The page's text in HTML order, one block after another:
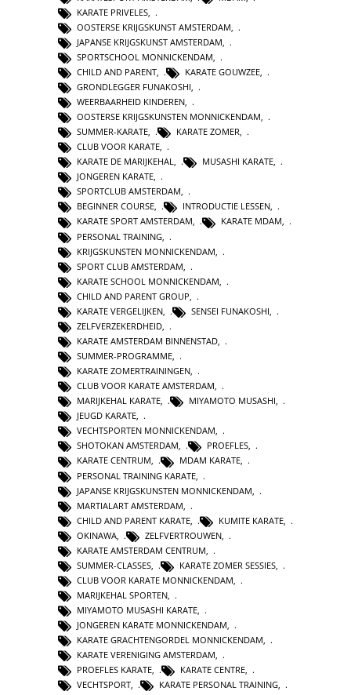
KARATE PRIVELES
OOSTERSE KRIJGSKUNST AMSTERDAM
JAPANSE KRIJGSKUNST AMSTERDAM
SPORTSCHOOL MONNICKENDAM
CHILD AND PARENT
KARATE GOUWZEE
GRONDLEGGER FUNAKOSHI
WEERBAARHEID KINDEREN
OOSTERSE KRIJGSKUNSTEN MONNICKENDAM,
SUMMER-KARATE, KARATE ZOMER,
CLUB VOOR KARATE,
KARATE DE MARIJKEHAL, MUSASHI KARATE,
JONGEREN KARATE,
SPORTCLUB AMSTERDAM,
BEGINNER COURSE, INTRODUCTIE LESSEN,
KARATE SPORT AMSTERDAM, KARATE MDAM,
PERSONAL TRAINING
KRIJGSKUNSTEN MONNICKENDAM
SPORT CLUB AMSTERDAM
KARATE SCHOOL MONNICKENDAM
CHILD AND PARENT GROUP
KARATE VERGELIJKEN
SENSEI FUNAKOSHI
ZELFVERZEKERDHEID
KARATE AMSTERDAM BINNENSTAD
SUMMER-PROGRAMME,
KARATE ZOMERTRAININGEN,
CLUB VOOR KARATE AMSTERDAM,
MARIJKEHAL KARATE, MIYAMOTO MUSASHI,
JEUGD KARATE,
VECHTSPORTEN MONNICKENDAM,
SHOTOKAN AMSTERDAM, PROEFLES,
KARATE CENTRUM, MDAM KARATE,
PERSONAL TRAINING KARATE
JAPANSE KRIJGSKUNSTEN MONNICKENDAM
MARTIALART AMSTERDAM
CHILD AND PARENT KARATE
KUMITE KARATE
OKINAWA
ZELFVERTROUWEN
KARATE AMSTERDAM CENTRUM
SUMMER-CLASSES
KARATE ZOMER SESSIES
CLUB VOOR KARATE MONNICKENDAM
MARIJKEHAL SPORTEN,
MIYAMOTO MUSASHI KARATE,
JONGEREN KARATE MONNICKENDAM,
KARATE GRACHTENGORDEL MONNICKENDAM,
KARATE VERENIGING AMSTERDAM,
PROEFLES KARATE, KARATE CENTRE,
VECHTSPORT, KARATE PERSONAL TRAINING,